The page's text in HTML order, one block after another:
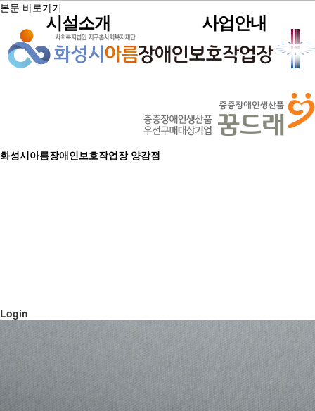
본문 바로가기
화성시아름장애인보호작업장 양감점
시설소개
인사말
사업안내
이용안내
박스제조사업
임가공사업
생산품소개
견적문의
공지사항
봉사‧후원
자원봉사안내
직원게시판
Login